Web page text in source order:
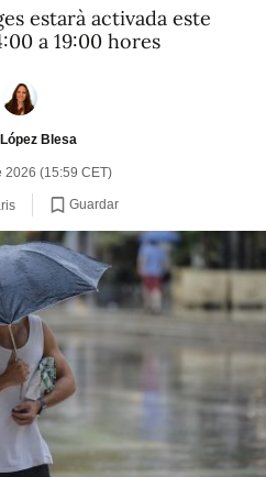
estarà activada este
a 19:00 hores
Blesa
2026 (15:59 CET)
Guardar